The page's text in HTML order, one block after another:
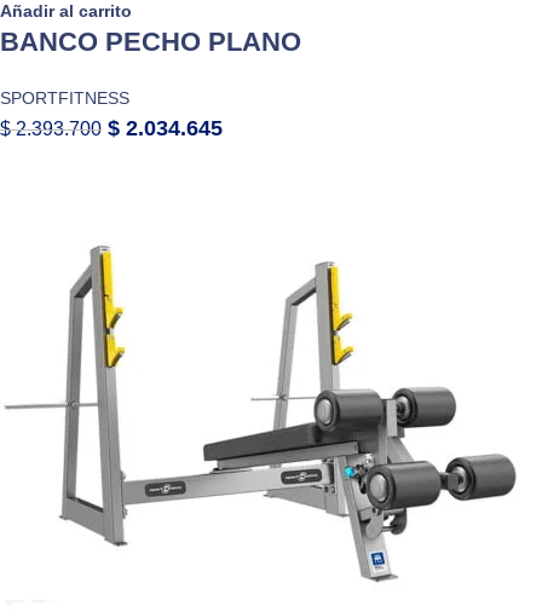
Añadir al carrito
BANCO PECHO PLANO
SPORTFITNESS
$2.393.700 $ 2.034.645